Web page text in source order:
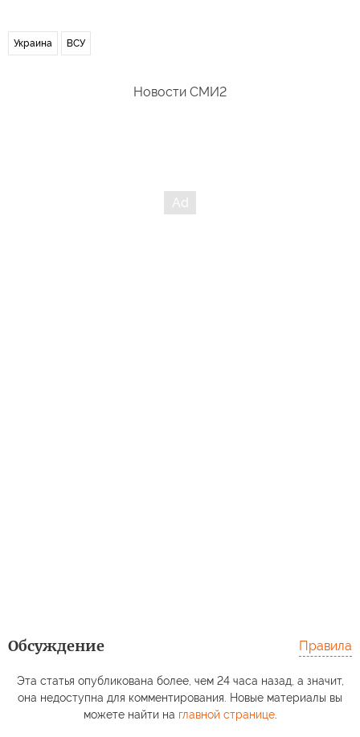
Украина ВСУ
Новости СМИ2
Обсуждение Правила
Эта статья опубликована более, чем 24 часа назад, а значит,
она недоступна для комментирования. Новые материалы вы
можете найти на главной странице.